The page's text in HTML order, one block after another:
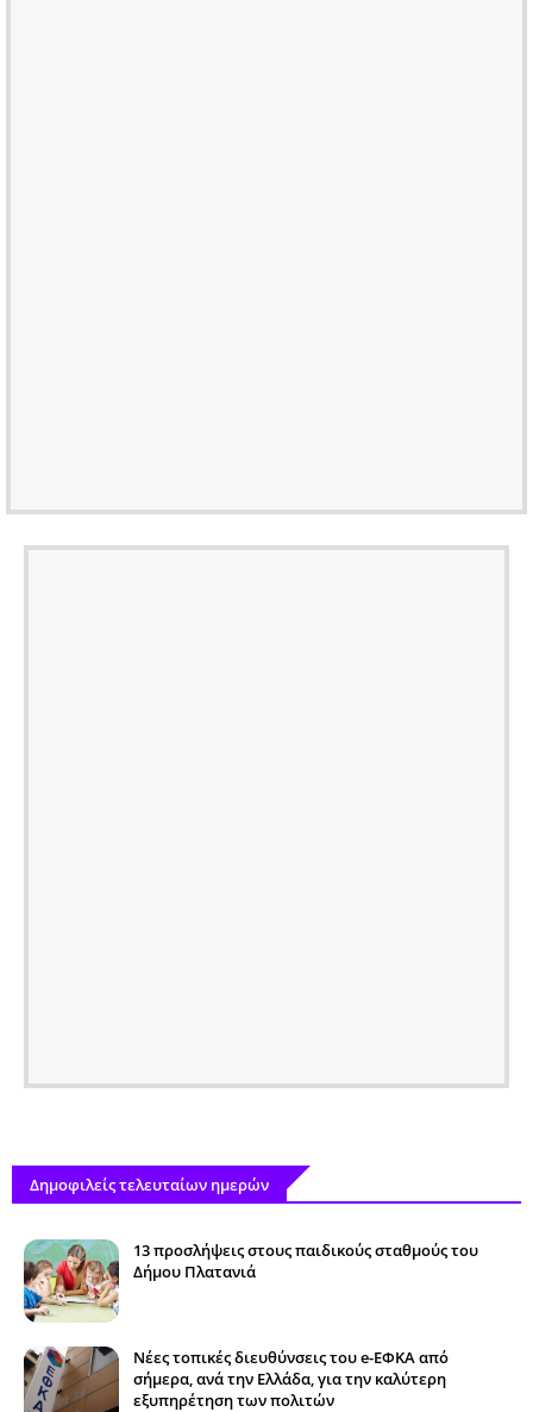
Δημοφιλείς τελευταίων ημερών
13 προσλήψεις στους παιδικούς σταθμούς του
Δήμου Πλατανιά
Νέες τοπικές διευθύνσεις του e-ΕΦΚΑ από
σήμερα, ανά την Ελλάδα, για την καλύτερη
εξυπηρέτηση των πολιτών